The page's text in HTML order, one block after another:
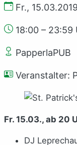
Fr.,
18:00 – 23:59
PapperlaPUB
Veranstalter:
Fr. 15.03., ab 20
DJ